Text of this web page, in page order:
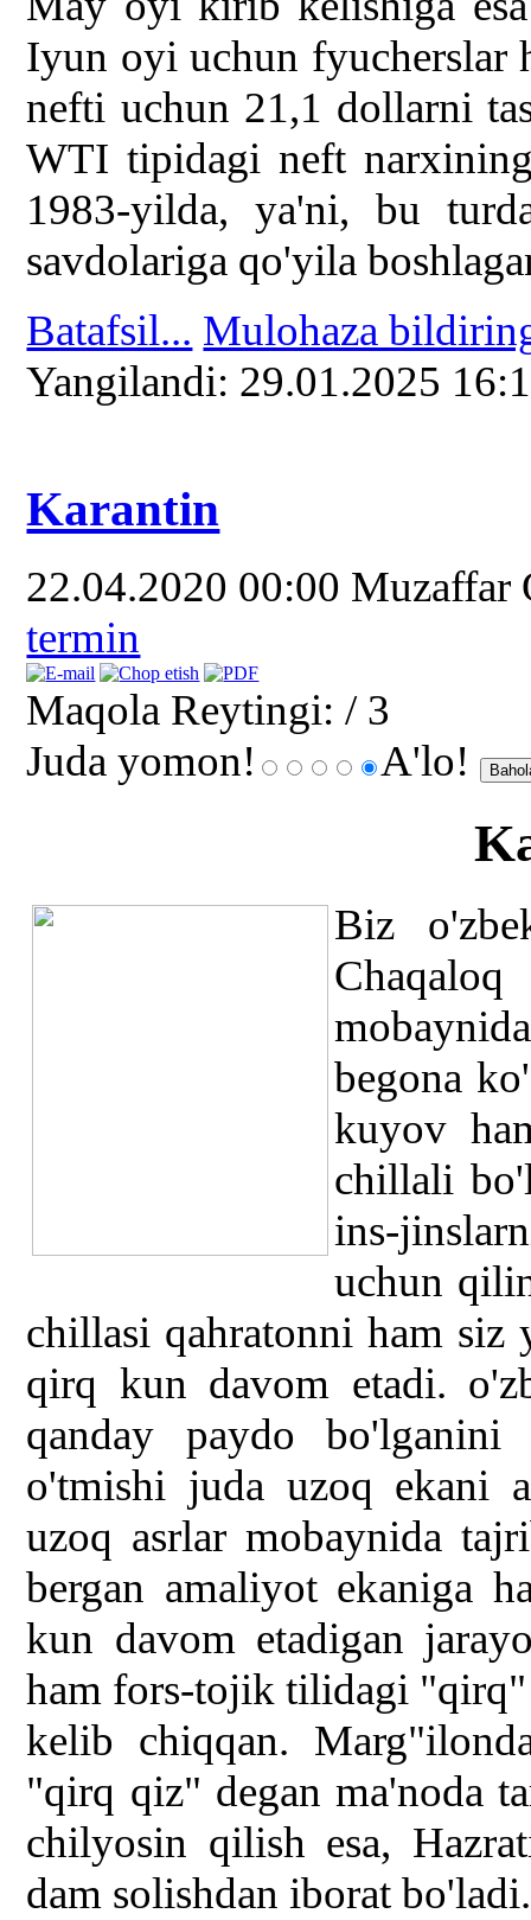
Iyun oyi uchun fyucherslar
nefti uchun 21,1 dollarni
WTI tipidagi neft
1983-yilda, ya'ni, bu
savdolariga qo'yila
Batafsil... Mulohaza
Yangilаndi: 29.01.2025
Karantin
22.04.2020 00:00 Muzaffar
termin
Maqola Reytingi: / 3
Juda yomon!
A'lo!
Biz
begona
kuyov
chillali
ins-
uchun
chillasi qahratonni ham siz
qirq kun davom etadi.
qanday paydo
o'tmishi juda uzoq ekani
uzoq asrlar mobaynida
bergan amaliyot ekaniga
kun davom etadigan
ham fors-tojik tilidagi
kelib chiqqan.
"qirq qiz" degan ma'noda
chilyosin qilish esa,
dam solishdan iborat bo'ladi.